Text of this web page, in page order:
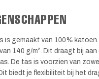
is gemaakt van 100%
140 g/m². Dit draagt bij aan
De tas is voorzien van
biedt je flexibiliteit bij het